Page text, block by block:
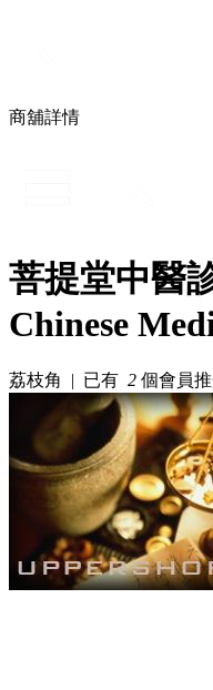
商舖詳情
菩提堂中醫
Chinese
荔枝角 | 已有 2 個會員